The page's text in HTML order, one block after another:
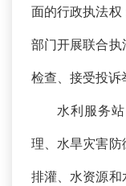
面的行政执法权
部门开展联合执
检查、接受投诉
水利服务
理、水旱灾害防
排灌、水资源和